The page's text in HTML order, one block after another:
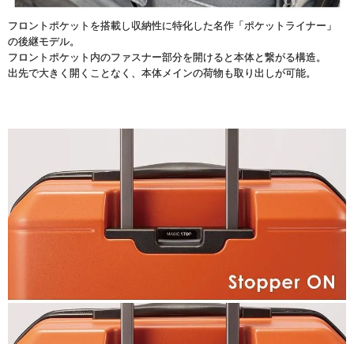
フロントポケットを搭載し収納性に特化した名作「ポケットライナー」
の後継モデル。
フロントポケット内のファスナー部分を開けると本体と繋がる構造。
出先で大きく開くことなく、本体メインの荷物も取り出しが可能。